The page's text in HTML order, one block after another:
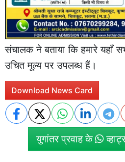
संचालक ने बताया कि हमारे यहाँ
उचित मूल्य पर उपलब्ध हैं।
Download News Card
युगांतर प्रवाह के